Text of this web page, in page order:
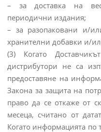
– за доставка на
периодични издания;
– за разопаковани и/
хранителни добавки и/
(3) Когато
дистрибутори не са
предоставяне на
Закона за защита на
право да се откаже от
месеца, считано от
Когато информацията по